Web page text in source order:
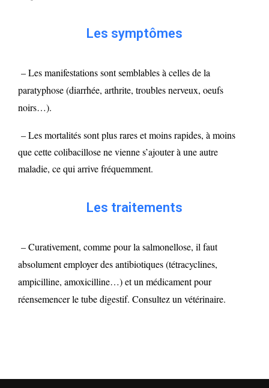
Les symptômes
– Les manifestations sont semblables à celles de la
paratyphose (diarrhée, arthrite, troubles nerveux, oeufs
noirs…).
– Les mortalités sont plus rares et moins rapides, à moins
que cette colibacillose ne vienne s’ajouter à une autre
maladie, ce qui arrive fréquemment.
Les traitements
– Curativement, comme pour la salmonellose, il faut
absolument employer des antibiotiques (tétracyclines,
ampicilline, amoxicilline…) et un médicament pour
réensemencer le tube digestif. Consultez un vétérinaire.